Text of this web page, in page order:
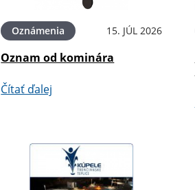
Oznámenia 15. JÚL 2026
Oznam od kominára
Čítať ďalej